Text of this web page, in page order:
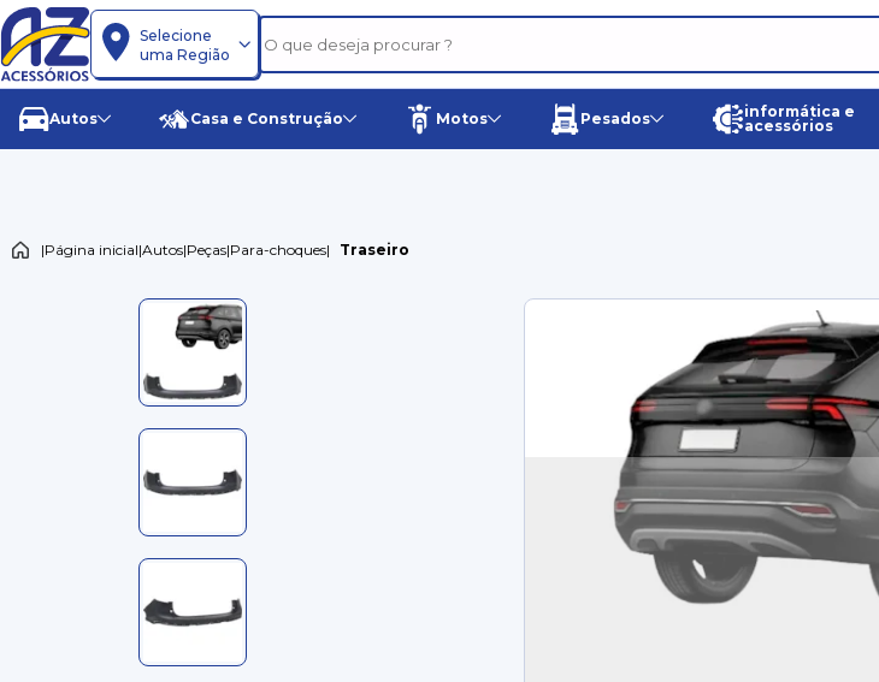
Selecione
uma Região
Autos Casa e Construção Motos Pesados
informática e
acessórios
|Página inicial|Autos|Peças|Para-choques| Traseiro